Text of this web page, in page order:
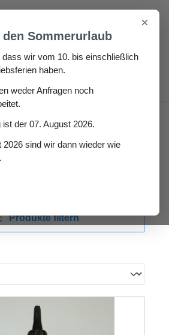
Kleber
Produkte filtern
×
Sommerurlaub
dass wir vom 10. bis einschließlich
haben.
weder Anfragen noch
der 07. August 2026.
2026 sind wir dann wieder wie